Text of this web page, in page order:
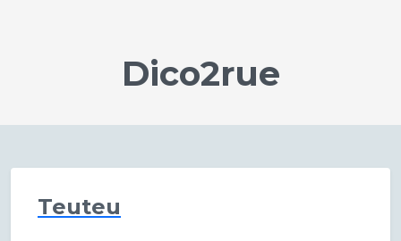
Dico2rue
Teuteu